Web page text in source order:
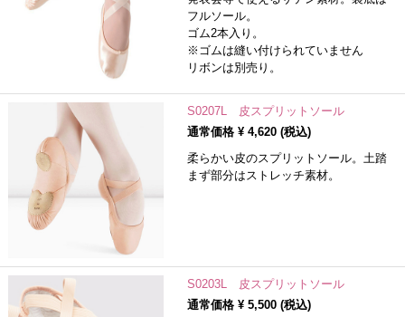
フルソール。
ゴム2本入り。
※ゴムは縫い付けられていません
リボンは別売り。
S0207L 皮スプリットソール
通常価格 ¥ 4,620(税込)
柔らかい皮のスプリットソール。土踏
まず部分はストレッチ素材。
S0203L 皮スプリットソール
通常価格 ¥ 5,500(税込)